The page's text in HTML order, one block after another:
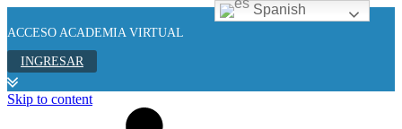
ACCESO ACADEMIA VIRTUAL
INGRESAR
Skip to content
Spanish